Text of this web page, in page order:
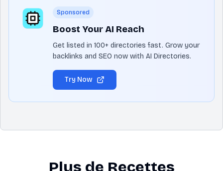
Sponsored
Boost Your AI Reach
Get listed in 100+ directories fast. Grow your
backlinks and SEO now with AI Directories.
Try Now
Plus de Recettes